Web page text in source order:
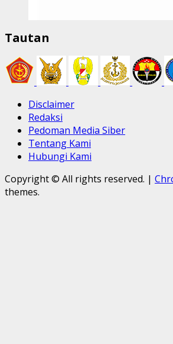
Tautan
Disclaimer
Redaksi
Pedoman Media Siber
Tentang Kami
Hubungi Kami
Copyright © All rights reserved. |
themes.